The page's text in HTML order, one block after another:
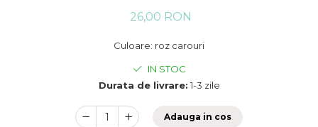
26,00 RON
Culoare: roz carouri
IN STOC
Durata de livrare: 1-3 zile
Adauga in cos